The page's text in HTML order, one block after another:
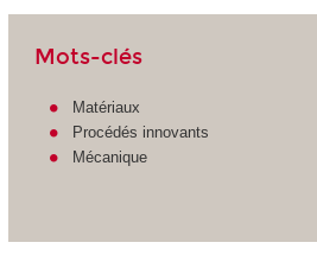
Mots-clés
Matériaux
Procédés innovants
Mécanique